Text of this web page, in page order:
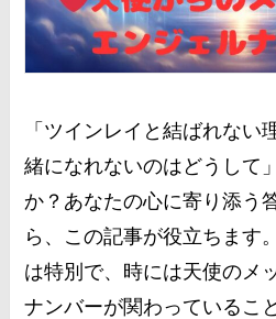
「ツインレイと結ばれない
緒になれないのはどうして
か？あなたの心に寄り添う
ら、この記事が役立ちます
は特別で、時には天使のメ
ナンバーが関わっているこ